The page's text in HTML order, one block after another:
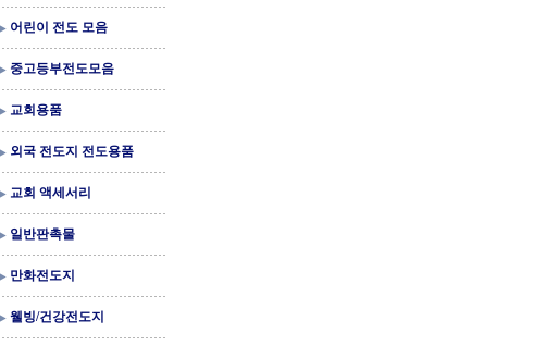
어린이 전도 모음
중고등부전도모음
교회용품
외국 전도지 전도용품
교회 액세서리
일반판촉물
만화전도지
웰빙/건강전도지